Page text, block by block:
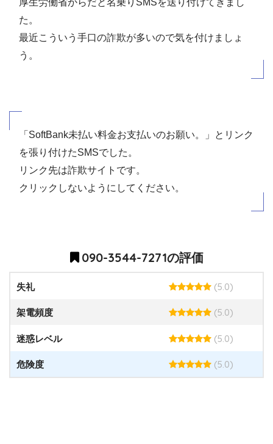
厚生労働省からだと名乗りSMSを送り付けてきまし
た。
最近こういう手口の詐欺が多いので気を付けましょ
う。
「SoftBank未払い料金お支払いのお願い。」とリンク
を張り付けたSMSでした。
リンク先は詐欺サイトです。
クリックしないようにしてください。
090-3544-7271の評価
失礼 (5.0)
架電頻度 (5.0)
迷惑レベル (5.0)
危険度 (5.0)